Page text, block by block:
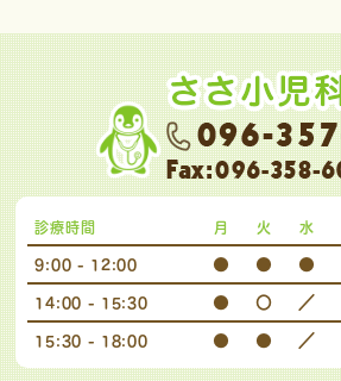
診療時間 月 火 水
9:00 - 12:00 ● ● ●
14:00 - 15:30 ● 〇 ／
15:30 - 18:00 ● ● ／